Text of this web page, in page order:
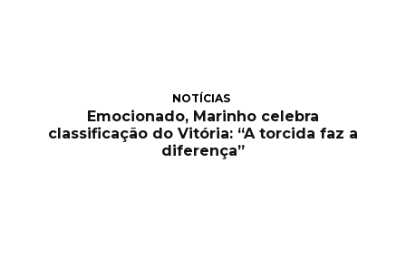
NOTÍCIAS
Emocionado, Marinho celebra
classificação do Vitória: “A torcida faz a
diferença”